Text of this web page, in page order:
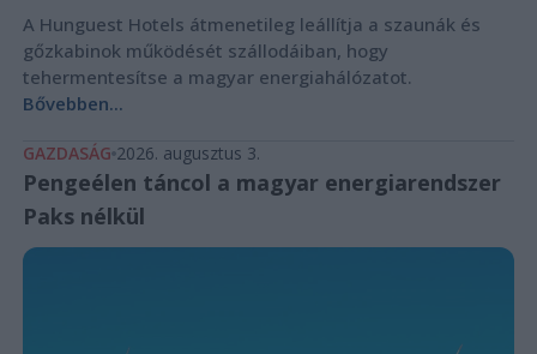
A Hunguest Hotels átmenetileg leállítja a szaunák és
gőzkabinok működését szállodáiban, hogy
tehermentesítse a magyar energiahálózatot.
Bővebben...
GAZDASÁG 2026. augusztus 3.
Pengeélen táncol a magyar energiarendszer
Paks nélkül